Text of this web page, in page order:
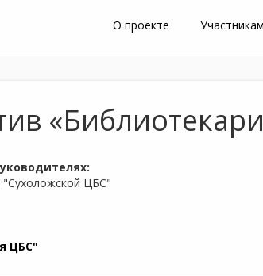
О проекте Участникам
ЦБС"
ЦБС"